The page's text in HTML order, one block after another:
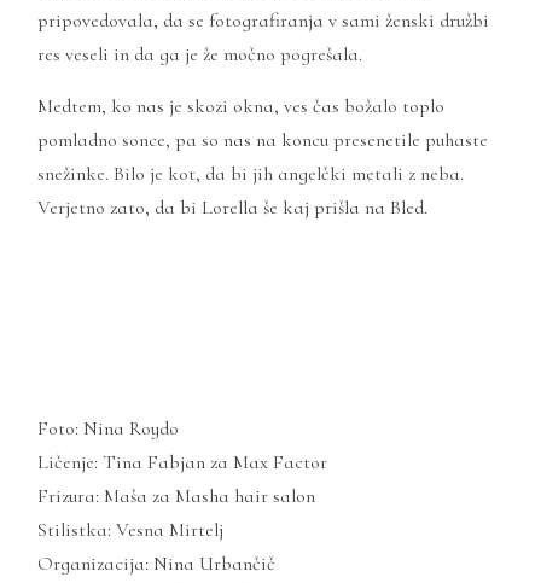
pripovedovala, da se fotografiranja v sami ženski družbi
res veseli in da ga je že močno pogrešala.
Medtem, ko nas je skozi okna, ves čas božalo toplo
pomladno sonce, pa so nas na koncu presenetile puhaste
snežinke. Bilo je kot, da bi jih angelčki metali z neba.
Verjetno zato, da bi Lorella še kaj prišla na Bled.
Foto: Nina Roydo
Ličenje: Tina Fabjan za Max Factor
Frizura: Maša za Masha hair salon
Stilistka: Vesna Mirtelj
Organizacija: Nina Urbančič